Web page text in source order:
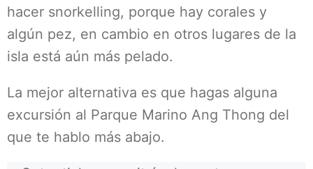
hacer snorkelling, porque hay corales y
algún pez, en cambio en otros lugares de la
isla está aún más pelado.
La mejor alternativa es que hagas alguna
excursión al Parque Marino Ang Thong del
que te hablo más abajo.